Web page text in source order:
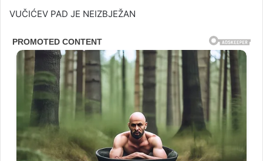
VUČIĆEV PAD JE NEIZBJEŽAN